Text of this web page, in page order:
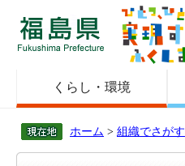
福島県
くらし・環境
ホーム > 組織でさがす